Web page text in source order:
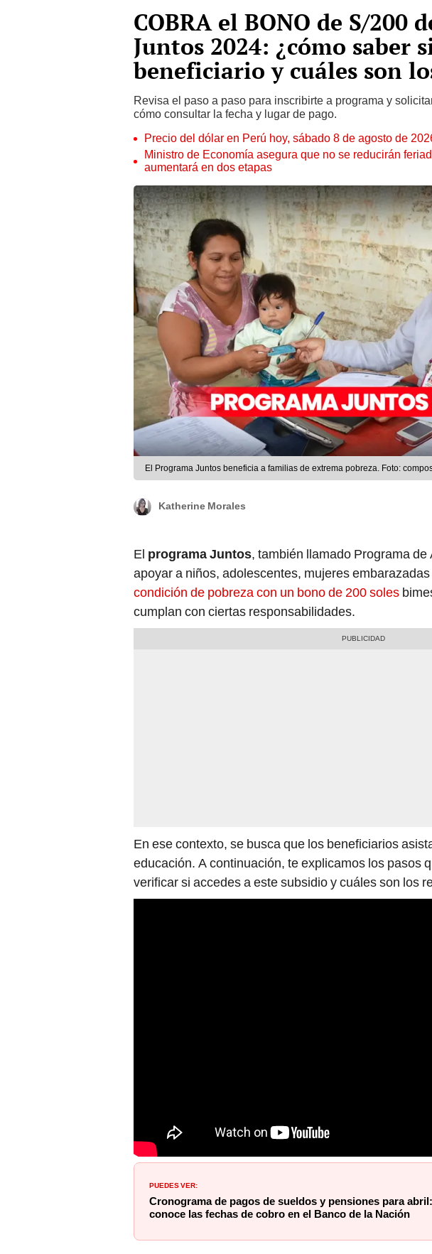
COBRA el BONO de S/200
Juntos 2024: ¿cómo saber
beneficiario y cuáles son
Revisa el paso a paso para inscribirte a programa y
cómo consultar la fecha y lugar de pago.
Precio del dólar en Perú hoy, sábado 8 de agosto de
Ministro de Economía asegura que no se reducirán
aumentará en dos etapas
El Programa Juntos beneficia a familias de extrema pobreza. Foto:
Katherine Morales
El programa Juntos, también llamado Programa
apoyar a niños, adolescentes, mujeres
condición de pobreza con un bono de 200 soles
cumplan con ciertas responsabilidades.
En ese contexto, se busca que los beneficiarios
educación. A continuación, te explicamos los pasos
verificar si accedes a este subsidio y cuáles son los
PUEDES VER:
Cronograma de pagos de sueldos y pensiones para abril:
conoce las fechas de cobro en el Banco de la Nación